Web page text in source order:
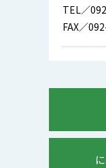
TEL／
FAX／